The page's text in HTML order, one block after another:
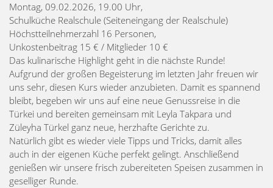
Montag, 09.02.2026, 19.00 Uhr,
Schulküche Realschule (Seiteneingang der Realschule)
​Höchstteilnehmerzahl 16 Personen,
Unkostenbeitrag 15 € / Mitglieder 10 €
Das kulinarische Highlight geht in die nächste Runde!
Aufgrund der großen Begeisterung im letzten Jahr freuen wir
uns sehr, diesen Kurs wieder anzubieten. Damit es spannend
bleibt, begeben wir uns auf eine neue Genussreise in die
Türkei und bereiten gemeinsam mit Leyla Takpara und
Züleyha Türkel ganz neue, herzhafte Gerichte zu.
​Natürlich gibt es wieder viele Tipps und Tricks, damit alles
auch in der eigenen Küche perfekt gelingt. Anschließend
genießen wir unsere frisch zubereiteten Speisen zusammen in
geselliger Runde.